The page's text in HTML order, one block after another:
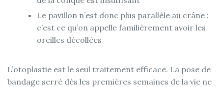
Le pavillon n’est donc plus parallèle au crâne :
c’est ce qu’on appelle familièrement avoir les
oreilles décollées
L’otoplastie est le seul traitement efficace. La pose de
bandage serré dès les premières semaines de la vie ne